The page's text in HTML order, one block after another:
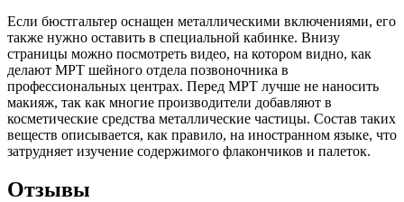
Если бюстгальтер оснащен металлическими включениями, его
также нужно оставить в специальной кабинке. Внизу
страницы можно посмотреть видео, на котором видно, как
делают МРТ шейного отдела позвоночника в
профессиональных центрах. Перед МРТ лучше не наносить
макияж, так как многие производители добавляют в
косметические средства металлические частицы. Состав таких
веществ описывается, как правило, на иностранном языке, что
затрудняет изучение содержимого флакончиков и палеток.
Отзывы